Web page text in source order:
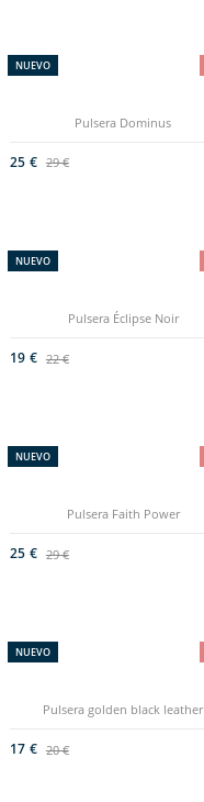
NUEVO
Pulsera Dominus
25 € 29 €
NUEVO
Pulsera Éclipse Noir
19 € 22 €
NUEVO
Pulsera Faith Power
25 € 29 €
NUEVO
Pulsera golden black leather
17 € 20 €